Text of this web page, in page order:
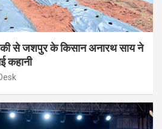
से जशपुर के किसान अनारथ साय ने
कहानी